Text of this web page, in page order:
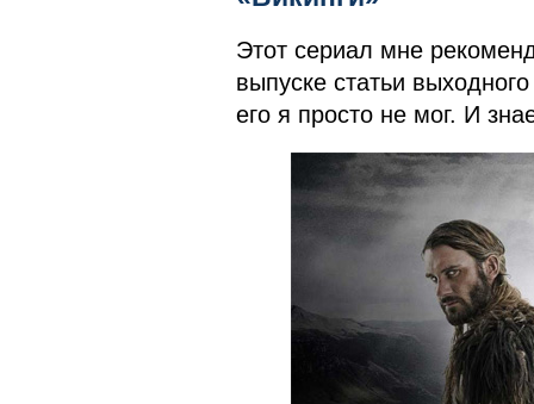
Этот сериал мне
выпуске статьи
его я просто не мог. И